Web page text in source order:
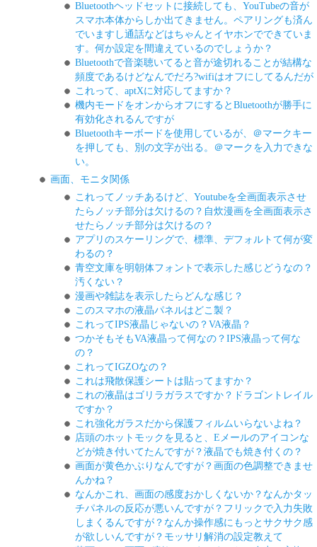
Bluetoothヘッドセットに接続しても、YouTubeの音が
スマホ本体からしか出てきません。ペアリングも済ん
でいますし通話などはちゃんとイヤホンでできていま
す。何か設定を間違えているのでしょうか？
Bluetoothで音楽聴いてると音が途切れることが結構な
頻度であるけどなんでだろ?wifiはオフにしてるんだが
これって、aptXに対応してますか？
機内モードをオンからオフにするとBluetoothが勝手に
有効化されるんですが
Bluetoothキーボードを使用しているが、＠マークキー
を押しても、別の文字が出る。＠マークを入力できな
い。
画面、モニタ関係
これってノッチあるけど、Youtubeを全画面表示させ
たらノッチ部分は欠けるの？自炊漫画を全画面表示さ
せたらノッチ部分は欠けるの？
アプリのスケーリングで、標準、デフォルトて何が変
わるの？
青空文庫を明朝体フォントで表示した感じどうなの？
汚くない？
漫画や雑誌を表示したらどんな感じ？
このスマホの液晶パネルはどこ製？
これってIPS液晶じゃないの？VA液晶？
つかそもそもVA液晶って何なの？IPS液晶って何な
の？
これってIGZOなの？
これは飛散保護シートは貼ってますか？
これの液晶はゴリラガラスですか？ドラゴントレイル
ですか？
これ強化ガラスだから保護フィルムいらないよね？
店頭のホットモックを見ると、Eメールのアイコンな
どが焼き付いてたんですが？液晶でも焼き付くの？
画面が黄色かぶりなんですが？画面の色調整できませ
んかね？
なんかこれ、画面の感度おかしくないか？なんかタッ
チパネルの反応が悪いんですが？フリックで入力失敗
しまくるんですが？なんか操作感にもっとサクサク感
が欲しいんですが？モッサリ解消の設定教えて